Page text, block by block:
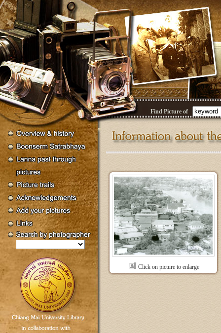
Find Picture of
Click on picture to enlarge